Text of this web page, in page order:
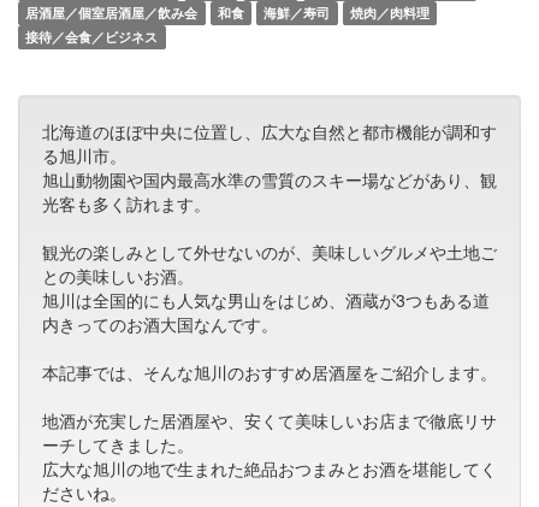
居酒屋／個室居酒屋／飲み会
和食 海鮮／寿司
焼肉／肉料理
接待／会食／ビジネス
北海道のほぼ中央に位置し、広大な自然と都市機能が調和す
る旭川市。
旭山動物園や国内最高水準の雪質のスキー場などがあり、観
光客も多く訪れます。
観光の楽しみとして外せないのが、美味しいグルメや土地ご
との美味しいお酒。
旭川は全国的にも人気な男山をはじめ、酒蔵が3つもある道
内きってのお酒大国なんです。
本記事では、そんな旭川のおすすめ居酒屋をご紹介します。
地酒が充実した居酒屋や、安くて美味しいお店まで徹底リサ
ーチしてきました。
広大な旭川の地で生まれた絶品おつまみとお酒を堪能してく
ださいね。